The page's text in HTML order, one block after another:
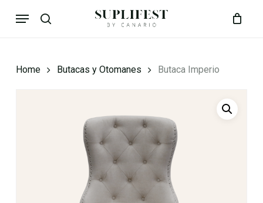
search
Menu
Cart Close
Home Butacas y Otomanes Butaca Imperio